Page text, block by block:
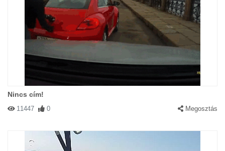
Nincs cím!
11447 0 Megosztás